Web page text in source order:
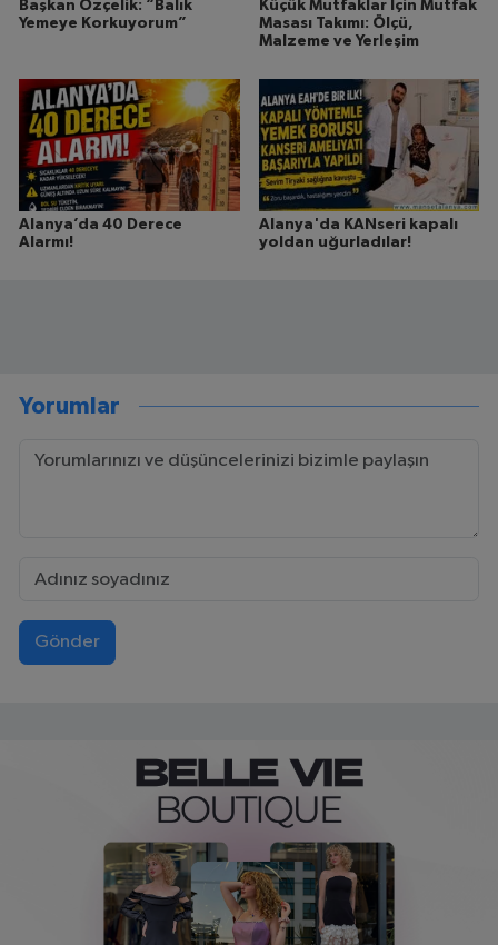
Başkan Özçelik: “Balık
Yemeye Korkuyorum”
Küçük Mutfaklar İçin Mutfak
Masası Takımı: Ölçü,
Malzeme ve Yerleşim
Alanya’da 40 Derece
Alarmı!
Alanya'da KANseri kapalı
yoldan uğurladılar!
Yorumlar
Gönder